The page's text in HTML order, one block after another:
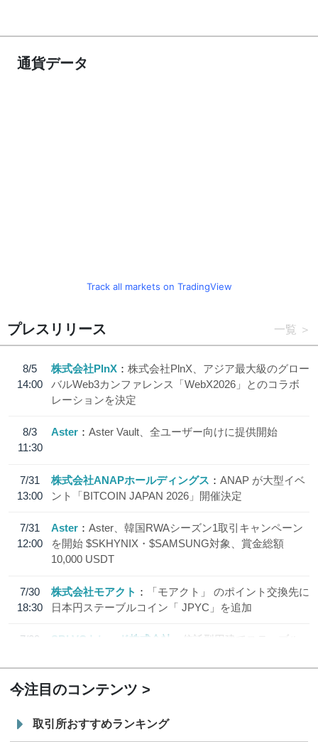
通貨データ
Track all markets on TradingView
プレスリリース 一覧
8/5
14:00
株式会社PlnX
株式会社PlnX、アジア最大級のグロー
バルWeb3カンファレンス「WebX2026」とのコラボ
レーションを決定
8/3
11:30
Aster Aster Vault、全ユーザー向けに提供開始
7/31
13:00
株式会社ANAPホールディングス
ANAP が大型イベ
ント「BITCOIN JAPAN 2026」開催決定
7/31
12:00
Aster
Aster、韓国RWAシーズン1取引キャンペーン
を開始 $SKHYNIX・$SAMSUNG対象、賞金総額
10,000 USDT
7/30
18:30
株式会社モアクト
「モアクト」 のポイント交換先に
日本円ステーブルコイン「 JPYC」を追加
7/29
SBI VCトレード株式会社
信託型円建てステーブル
今注目のコンテンツ
取引所おすすめランキング